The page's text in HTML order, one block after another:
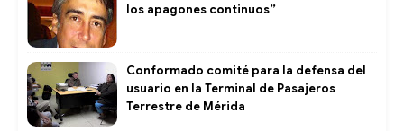
los apagones continuos”
Conformado comité para la defensa del
usuario en la Terminal de Pasajeros
Terrestre de Mérida